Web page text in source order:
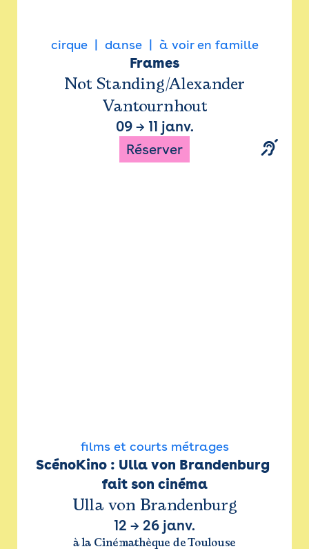
cirque danse à voir en famille
Frames
Not Standing/Alexander
Vantournhout
09→ 11 janv.
Réserver
films et courts métrages
ScénoKino : Ulla von Brandenburg
fait son cinéma
Ulla von Brandenburg
12 → 26 janv.
à la Cinémathèque de Toulouse